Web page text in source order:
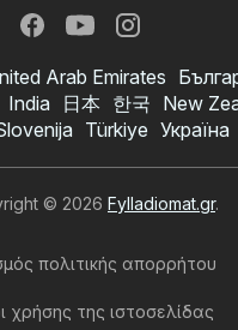
Arab Emirates
India 日本 한국 New
Türkiye Україна
© 2026 Fylladiomat.gr.
πολιτικής απορρήτου
χρήσης της ιστοσελίδας